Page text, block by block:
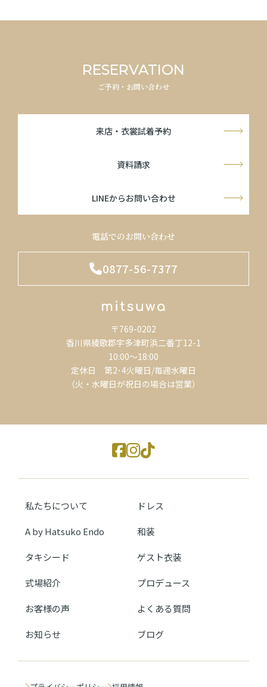
RESERVATION
ご予約・お問い合わせ
来店・衣裳試着予約
資料請求
LINEからお問い合わせ
電話でのお問い合わせ
0877-56-7377
〒769-0202
香川県綾歌郡宇多津町浜二番丁12-1
10:00～18:00
定休日 第2･4火曜日/毎週水曜日
（火・水曜日が祝日の場合は営業）
私たちについて ドレス
A by Hatsuko Endo 和装
タキシード ゲスト衣装
式場紹介 プロデュース
お客様の声 よくある質問
お知らせ ブログ